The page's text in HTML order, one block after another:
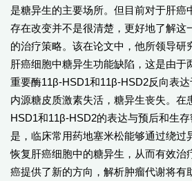
是糖异生的主要场所。但目前对于肝癌
存在改变并不是很清楚，更好地了解这
的治疗策略。该在论文中，他所领导研
肝癌细胞中糖异生功能缺陷，这是由于
重要酶11β-HSD1和11β-HSD2反向表
内源糖皮质激素失活，糖异生丧失。在
HSD1和11β-HSD2的表达与预后和生
是，临床常用药地塞米松能够通过绕过
恢复肝癌细胞中的糖异生，从而有效治
癌提供了新的方向，解析肿瘤代谢将有